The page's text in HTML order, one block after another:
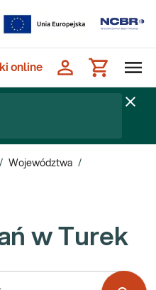
online
/ Województwa /
w Turek